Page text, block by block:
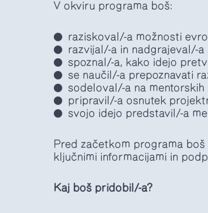
V okviru programa boš:
raziskoval/-a možnosti
razvijal/-a in nadgrajeval/-
spoznal/-a, kako idejo
se naučil/-a prepoznavati
sodeloval/-a na
pripravil/-a osnutek
svojo idejo predstavil/-a
Pred začetkom programa
ključnimi informacijami in
Kaj boš pridobil/-a?